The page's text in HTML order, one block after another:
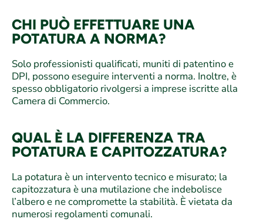
CHI PUÒ EFFETTUARE UNA
POTATURA A NORMA?
Solo professionisti qualificati, muniti di patentino e
DPI, possono eseguire interventi a norma. Inoltre, è
spesso obbligatorio rivolgersi a imprese iscritte alla
Camera di Commercio.
QUAL È LA DIFFERENZA TRA
POTATURA E CAPITOZZATURA?
La potatura è un intervento tecnico e misurato; la
capitozzatura è una mutilazione che indebolisce
l’albero e ne compromette la stabilità. È vietata da
numerosi regolamenti comunali.